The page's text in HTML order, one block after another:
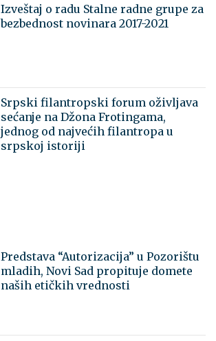
Izveštaj o radu Stalne radne grupe za
bezbednost novinara 2017-2021
Srpski filantropski forum oživljava
sećanje na Džona Frotingama,
jednog od najvećih filantropa u
srpskoj istoriji
Predstava “Autorizacija” u Pozorištu
mladih, Novi Sad propituje domete
naših etičkih vrednosti